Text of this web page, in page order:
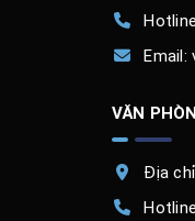
Email:
VĂN
Địa